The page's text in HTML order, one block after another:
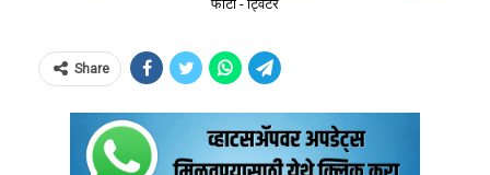
फोटो - ट्विटर
Share